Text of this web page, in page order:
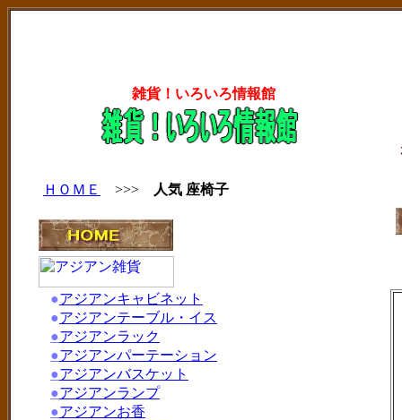
雑貨！いろいろ情報館
ＨＯＭＥ >>> 人気 座椅子
●アジアンキャビネット
●アジアンテーブル・イス
●アジアンラック
●アジアンパーテーション
●アジアンバスケット
●アジアンランプ
●アジアンお香